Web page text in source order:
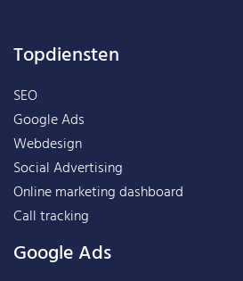
Topdiensten
SEO
Google Ads
Webdesign
Social Advertising
Online marketing dashboard
Call tracking
Google Ads